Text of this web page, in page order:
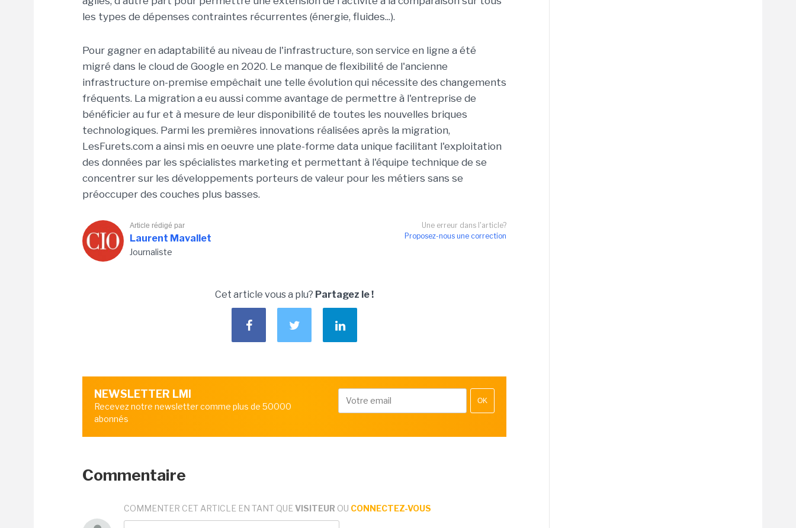
les types de dépenses contraintes récurrentes (énergie, fluides...).
Pour gagner en adaptabilité au niveau de l'infrastructure, son service en ligne a été
migré dans le cloud de Google en 2020. Le manque de flexibilité de l'ancienne
infrastructure on-premise empêchait une telle évolution qui nécessite des changements
fréquents. La migration a eu aussi comme avantage de permettre à l'entreprise de
bénéficier au fur et à mesure de leur disponibilité de toutes les nouvelles briques
technologiques. Parmi les premières innovations réalisées après la migration,
LesFurets.com a ainsi mis en oeuvre une plate-forme data unique facilitant l'exploitation
des données par les spécialistes marketing et permettant à l'équipe technique de se
concentrer sur les développements porteurs de valeur pour les métiers sans se
préoccuper des couches plus basses.
Une erreur dans l'article?
Proposez-nous une correction
Article rédigé par
Laurent Mavallet
Journaliste
Cet article vous a plu? Partagez le !
NEWSLETTER LMI
Recevez notre newsletter comme plus de 50000
abonnés
OK
Commentaire
COMMENTER CET ARTICLE EN TANT QUE VISITEUR OU CONNECTEZ-VOUS